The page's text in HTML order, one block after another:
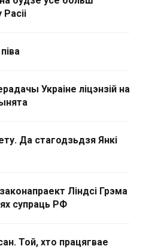
Украіне ліцэнзій на
Да стагодзьдзя Янкі
Ліндсі Грэма
супраць РФ
Той, хто працягвае